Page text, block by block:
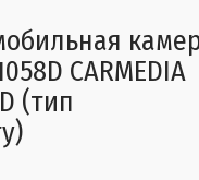
CARMEDIA
(тип